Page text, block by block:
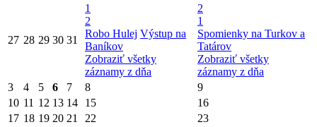
27 28 29 30 31
1
2
Robo Hulej Výstup na
Baníkov
Zobraziť všetky
záznamy z dňa
2
1
Spomienky na Turkov a
Tatárov
Zobraziť všetky
záznamy z dňa
3
4 5 6 7 8
9
10 11 12 13 14 15
16
17 18 19 20 21 22
23